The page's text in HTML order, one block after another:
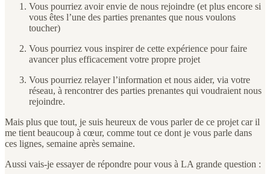
Vous pourriez avoir envie de nous rejoindre (et plus encore si
vous êtes l’une des parties prenantes que nous voulons
toucher)
Vous pourriez vous inspirer de cette expérience pour faire
avancer plus efficacement votre propre projet
Vous pourriez relayer l’information et nous aider, via votre
réseau, à rencontrer des parties prenantes qui voudraient nous
rejoindre.
Mais plus que tout, je suis heureux de vous parler de ce projet car il
me tient beaucoup à cœur, comme tout ce dont je vous parle dans
ces lignes, semaine après semaine.
Aussi vais-je essayer de répondre pour vous à LA grande question :